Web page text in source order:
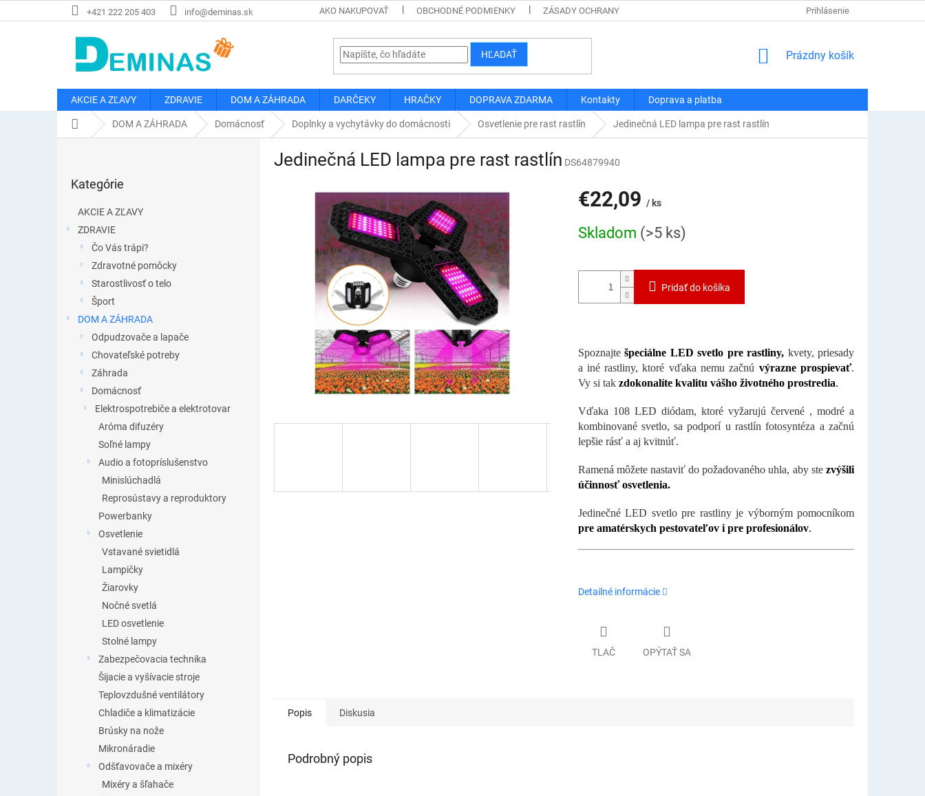
na
+421 222 205 403 info@deminas.sk AKO NAKUPOVAŤ OBCHODNÉ PODMIENKY ZÁSADY OCHRANY OSOBNÝCH ÚDAJOV DOPRAVA A PLATBA REKLAMÁCIA A
Prihlásenie
HĽADAŤ
NÁKUPNÝ
Prázdny košík
AKCIE A ZĽAVY ZDRAVIE DOM A ZÁHRADA DARČEKY HRAČKY DOPRAVA ZDARMA Kontakty Doprava a platba
DomovDOM A ZÁHRADA Domácnosť Doplnky a vychytávky do domácnosti Osvetlenie pre rast rastlín Jedinečná LED lampa pre rast rastlín
kategórie
Kategórie
AKCIE A ZĽAVY
ZDRAVIE
Čo Vás trápi?
Zdravotné pomôcky
Starostlivosť o telo
Šport
DOM A ZÁHRADA
Odpudzovače a lapače
Chovateľské potreby
Záhrada
Domácnosť
Elektrospotrebiče a elektrotovar
Aróma difuzéry
Soľné lampy
Audio a fotopríslušenstvo
Minislúchadlá
Reprosústavy a reproduktory
Powerbanky
Osvetlenie
Vstavané svietidlá
Lampičky
Žiarovky
Nočné svetlá
LED osvetlenie
Stolné lampy
Zabezpečovacia technika
Šijacie a vyšívacie stroje
Teplovzdušné ventilátory
Chladiče a klimatizácie
Brúsky na nože
Mikronáradie
Odšťavovače a mixéry
Mixéry a šľahače
Jedinečná LED lampa pre rast rastlín DS64879940
€22,09 / ks
cena:
Skladom (>5 ks)
Pridať do košíka
Spoznajte špeciálne LED svetlo pre rastliny, kvety, priesady
a iné rastliny, ktoré vďaka nemu začnú výrazne prospievať.
Vy si tak zdokonalíte kvalitu vášho životného prostredia.
Vďaka 108 LED diódam, ktoré vyžarujú červené , modré a
kombinované svetlo, sa podporí u rastlín fotosyntéza a začnú
lepšie rásť a aj kvitnúť.
Ramená môžete nastaviť do požadovaného uhla, aby ste zvýšili
účinnosť osvetlenia.
Jedinečné LED svetlo pre rastliny je výborným pomocníkom
pre amatérskych pestovateľov i pre profesionálov.
Detailné informácie
TLAČ OPÝTAŤ SA
Popis Diskusia
Podrobný popis